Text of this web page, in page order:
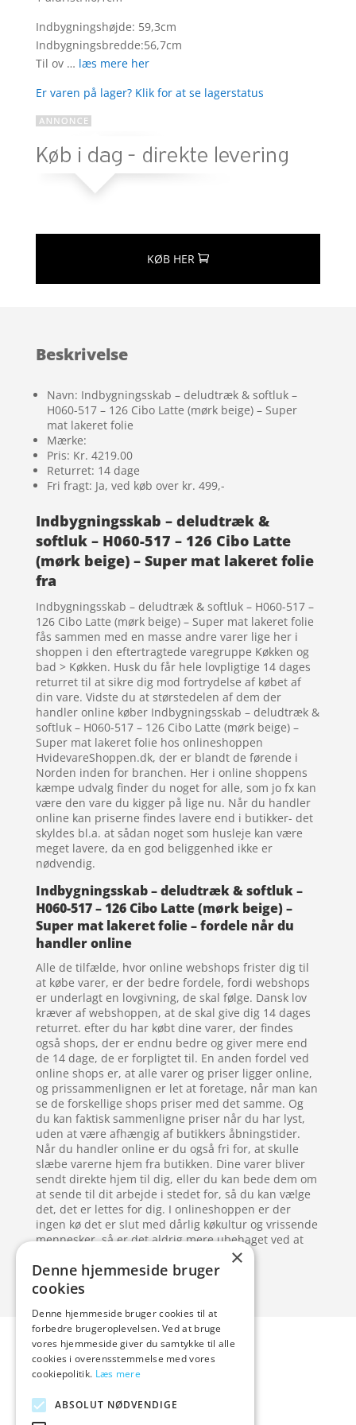
Indbygningshøjde: 59,3cm
Indbygningsbredde:56,7cm
Til ov … læs mere her
Er varen på lager? Klik for at se lagerstatus
KØB HER
Beskrivelse
Navn: Indbygningsskab – deludtræk & softluk –
H060-517 – 126 Cibo Latte (mørk beige) – Super
mat lakeret folie
Mærke:
Pris: Kr. 4219.00
Returret: 14 dage
Fri fragt: Ja, ved køb over kr. 499,-
Indbygningsskab – deludtræk &
softluk – H060-517 – 126 Cibo Latte
(mørk beige) – Super mat lakeret folie
fra
Indbygningsskab – deludtræk & softluk – H060-517 –
126 Cibo Latte (mørk beige) – Super mat lakeret folie
fås sammen med en masse andre varer lige her i
shoppen i den eftertragtede varegruppe Køkken og
bad > Køkken. Husk du får hele lovpligtige 14 dages
returret til at sikre dig mod fortrydelse af købet af
din vare. Vidste du at størstedelen af dem der
handler online køber Indbygningsskab – deludtræk &
softluk – H060-517 – 126 Cibo Latte (mørk beige) –
Super mat lakeret folie hos onlineshoppen
HvidevareShoppen.dk, der er blandt de førende i
Norden inden for branchen. Her i online shoppens
kæmpe udvalg finder du noget for alle, som jo fx kan
være den vare du kigger på lige nu. Når du handler
online kan priserne findes lavere end i butikker- det
skyldes bl.a. at sådan noget som husleje kan være
meget lavere, da en god beliggenhed ikke er
nødvendig.
Indbygningsskab – deludtræk & softluk –
H060-517 – 126 Cibo Latte (mørk beige) –
Super mat lakeret folie – fordele når du
handler online
Alle de tilfælde, hvor online webshops frister dig til
at købe varer, er der bedre fordele, fordi webshops
er underlagt en lovgivning, de skal følge. Dansk lov
kræver af webshoppen, at de skal give dig 14 dages
returret. efter du har købt dine varer, der findes
også shops, der er endnu bedre og giver mere end
de 14 dage, de er forpligtet til. En anden fordel ved
online shops er, at alle varer og priser ligger online,
og prissammenlignen er let at foretage, når man kan
se de forskellige shops priser med det samme. Og
du kan faktisk sammenligne priser når du har lyst,
uden at være afhængig af butikkers åbningstider.
Når du handler online er du også fri for, at skulle
slæbe varerne hjem fra butikken. Dine varer bliver
sendt direkte hjem til dig, eller du kan bede dem om
at sende til dit arbejde i stedet for, så du kan vælge
det, det er lettes for dig. I onlineshoppen er der
ingen kø det er slut med dårlig køkultur og vrissende
mennesker, så er det aldrig mere ubehaget ved at
Forside
Varer
Kontakt
Artikler
×
Denne hjemmeside bruger
cookies
Denne hjemmeside bruger cookies til at
forbedre brugeroplevelsen. Ved at bruge
vores hjemmeside giver du samtykke til alle
cookies i overensstemmelse med vores
cookiepolitik. Læs mere
ABSOLUT NØDVENDIGE